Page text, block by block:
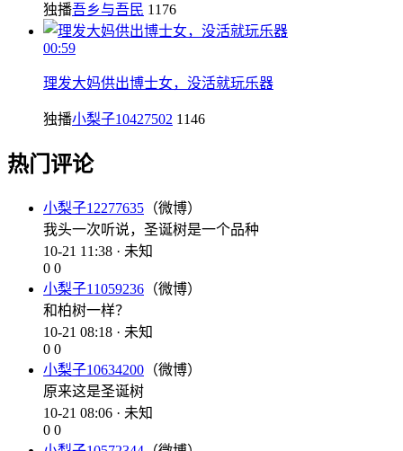
独播吾乡与吾民 1176
00:59
理发大妈供出博士女，没活就玩乐器
独播小梨子10427502 1146
热门评论
小梨子12277635 （微博）
我头一次听说，圣诞树是一个品种
10-21 11:38 · 未知
0 0
小梨子11059236 （微博）
和柏树一样？
10-21 08:18 · 未知
0 0
小梨子10634200 （微博）
原来这是圣诞树
10-21 08:06 · 未知
0 0